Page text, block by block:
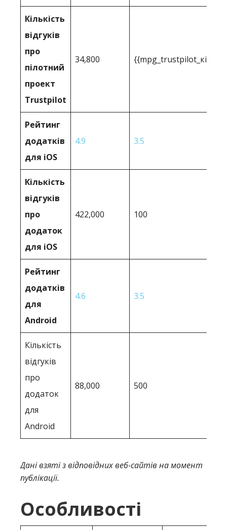
Кількість
відгуків
про
пілотний
проект
Trustpilot
34,800
Рейтинг
додатків
для iOS
4.9 3.5
Кількість
відгуків
про
додаток
для iOS
422,000 100
Рейтинг
додатків
для
Android
4.6 3.5
Кількість
відгуків
про
додаток
для
Android
88,000 500
Дані взяті з відповідних веб-сайтів на момент
публікації.
Особливості